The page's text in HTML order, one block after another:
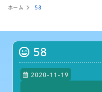
ホーム 58
58
2020-11-19